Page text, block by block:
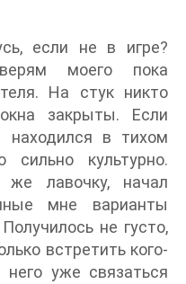
если не в игре?
моего пока
На стук никто
закрыты. Если
находился в тихом
сильно культурно.
лавочку, начал
мне варианты
не густо,
встретить кого-
уже связаться